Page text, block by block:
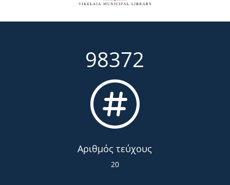
98372

Αριθμός τεύχους
20